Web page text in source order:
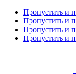
Пропустить и
Пропустить и
Пропустить и
Пропустить и